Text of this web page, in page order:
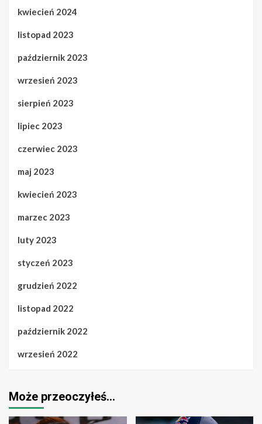
kwiecień 2024
listopad 2023
październik 2023
wrzesień 2023
sierpień 2023
lipiec 2023
czerwiec 2023
maj 2023
kwiecień 2023
marzec 2023
luty 2023
styczeń 2023
grudzień 2022
listopad 2022
październik 2022
wrzesień 2022
Może przeoczyłeś…